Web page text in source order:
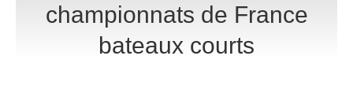
championnats de France
bateaux courts